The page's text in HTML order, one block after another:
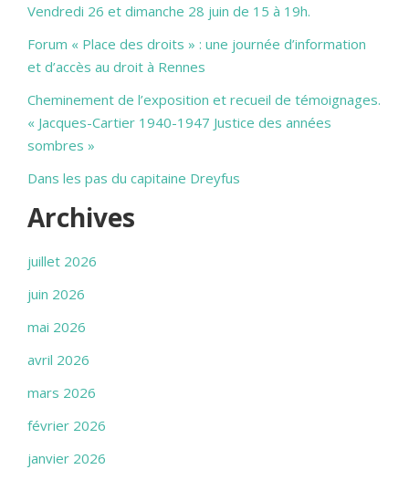
Vendredi 26 et dimanche 28 juin de 15 à 19h.
Forum « Place des droits » : une journée d’information
et d’accès au droit à Rennes
Cheminement de l’exposition et recueil de témoignages.
« Jacques-Cartier 1940-1947 Justice des années
sombres »
Dans les pas du capitaine Dreyfus
Archives
juillet 2026
juin 2026
mai 2026
avril 2026
mars 2026
février 2026
janvier 2026